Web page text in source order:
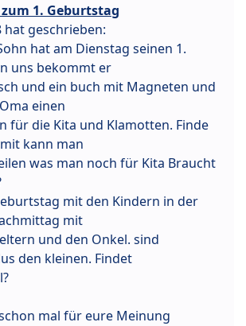
zum 1. Geburtstag
hat geschrieben:
hat am Dienstag seinen 1.
uns bekommt er
und ein buch mit Magneten und
einen
für die Kita und Klamotten. Finde
kann man
was man noch für Kita Braucht
mit den Kindern in der
mit
und den Onkel. sind
den kleinen. Findet
mal für eure Meinung